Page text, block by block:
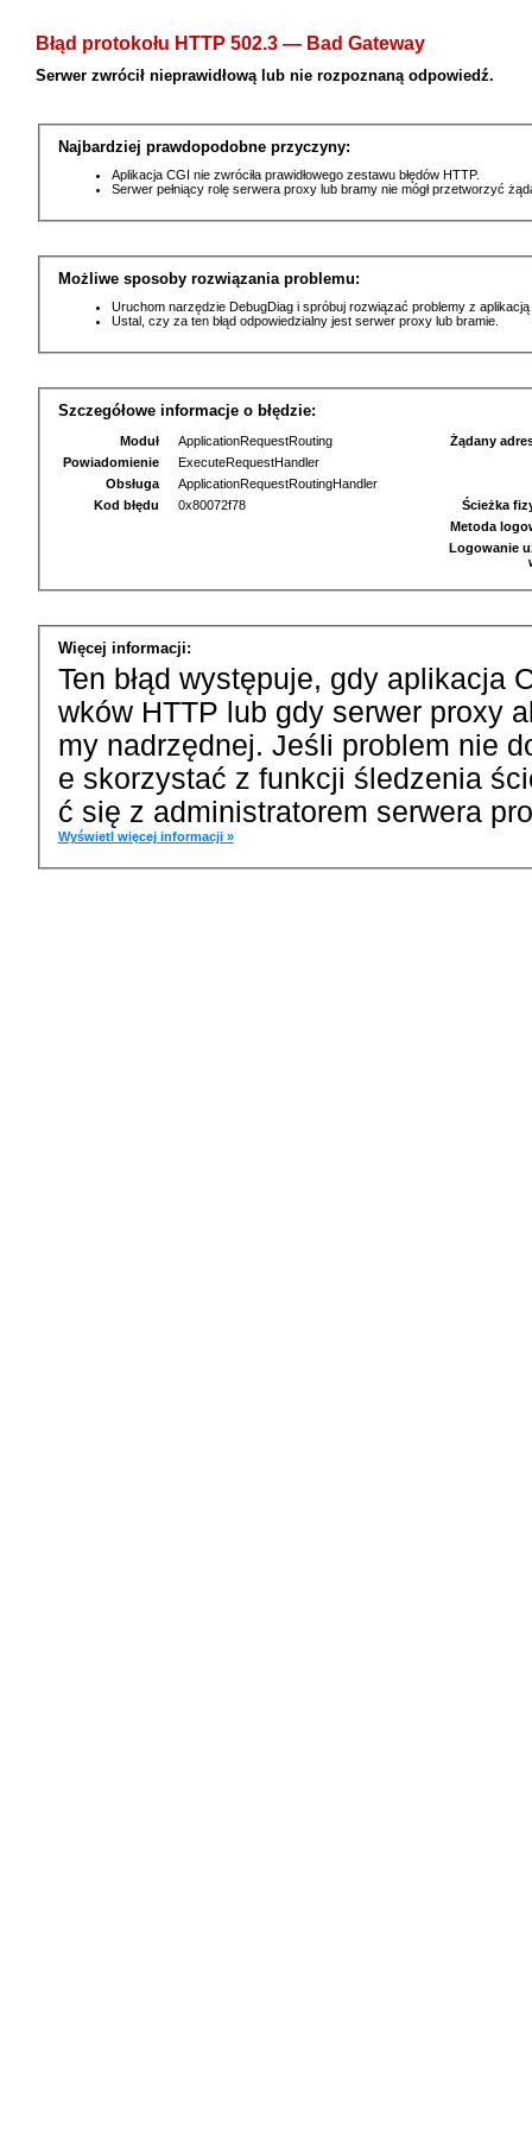
Błąd protokołu HTTP 502.3 — Bad Gateway
Serwer zwrócił nieprawidłową lub nie rozpoznaną odpowiedź.
Najbardziej prawdopodobne przyczyny:
Aplikacja CGI nie zwróciła prawidłowego zestawu błędów HTTP.
Serwer pełniący rolę serwera proxy lub bramy nie mógł przetworzyć
Możliwe sposoby rozwiązania problemu:
Uruchom narzędzie DebugDiag i spróbuj rozwiązać problemy z
Ustal, czy za ten błąd odpowiedzialny jest serwer proxy lub bramie.
Szczegółowe informacje o błędzie:
Moduł
ApplicationRequestRouting
Powiadomienie
ExecuteRequestHandler
Obsługa
ApplicationRequestRoutingHandler
Kod błędu
0x80072f78
Żądany
Ścieżka
Metoda
Logowanie
Więcej informacji:
Ten błąd występuje, gdy aplikacja
wków HTTP lub gdy serwer proxy
my nadrzędnej. Jeśli problem nie
e skorzystać z funkcji śledzenia
ć się z administratorem serwera
Wyświetl więcej informacji »